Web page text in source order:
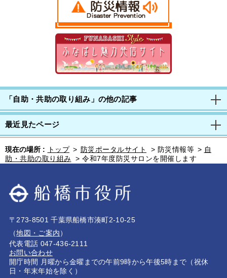
「自助・共助の取り組み」の他の記事
最近見たページ
現在の場所 : トップ > 防災ポータルサイト > 防災情報等 > 自
助・共助の取り組み > 令和7年度防災サロンを開催します
〒273-8501 千葉県船橋市湊町2-10-25
（地図・ご案内）
代表電話 047-436-2111
お問い合わせ
開庁時間 月曜から金曜までの午前9時から午後5時まで（祝休
日・年末年始を除く）